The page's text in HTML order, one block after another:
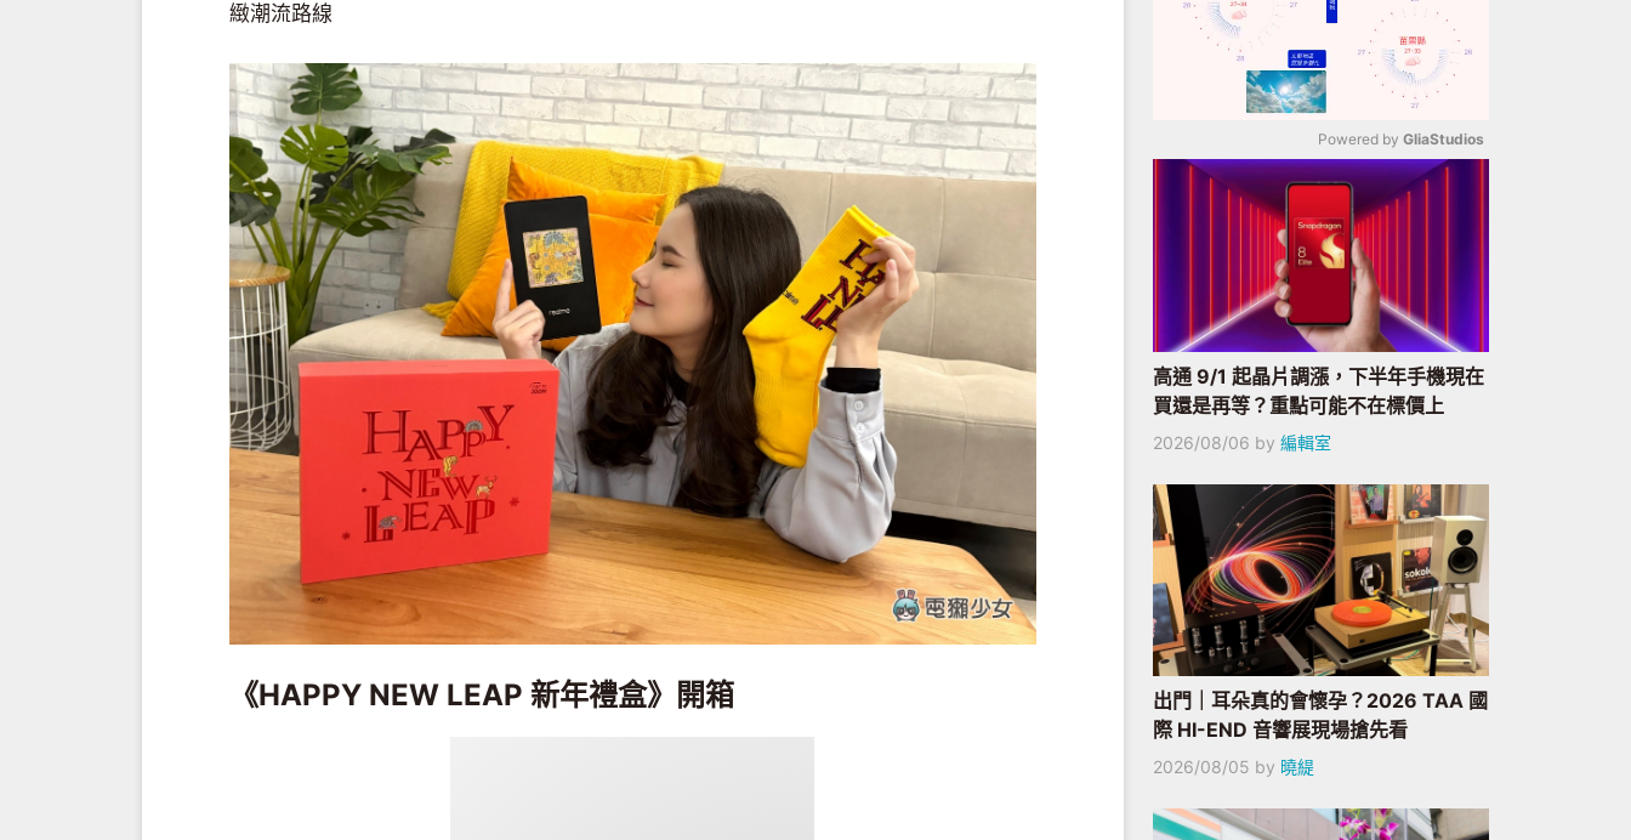
緻潮流路線
《HAPPY NEW LEAP 新年禮盒》開箱
Mute
Powered by GliaStudios
高通 9/1 起晶片調漲，下半年手機現在
買還是再等？重點可能不在標價上
2026/08/06 by 編輯室
出門｜耳朵真的會懷孕？2026 TAA 國
際 HI-END 音響展現場搶先看
2026/08/05 by 曉緹